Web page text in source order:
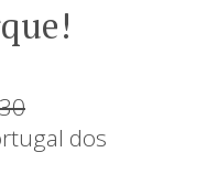
dos